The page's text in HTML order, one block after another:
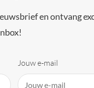
en ontvang
Jouw e-mail